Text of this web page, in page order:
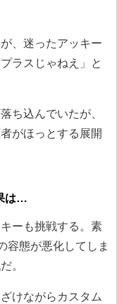
、迷ったアッキー
ラスじゃねえ」と
ち込んでいたが、
がほっとする展開
は…
ーも挑戦する。素
容態が悪化してしま
。
けながらカスタム